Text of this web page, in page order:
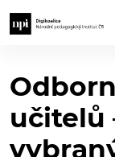
učitelů